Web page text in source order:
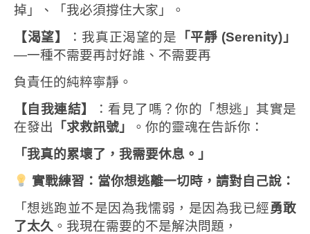
掉」、「我必須撐住大家」。
【渴望】
：我真正渴望的是 「平靜 (Serenity) 」
—一種不需要再討好誰、不需要再
負責任的純粹寧靜。
【自我連結】
：看見了嗎？你的「想逃」其實是
在發出 「求救訊號」
。你的靈魂在告訴你：
「我真的累壞了，我需要休息。」
實戰練習：當你想逃離一切時，請對自己說：
「想逃跑並不是因為我懦弱，是因為我已經勇敢
了太久 。我現在需要的不是解決問題，